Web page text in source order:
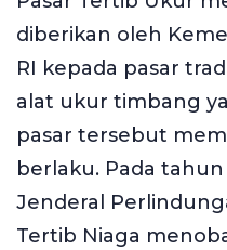
diberikan oleh
RI kepada pasar
alat ukur timbang
pasar tersebut
berlaku. Pada
Jenderal
Tertib Niaga